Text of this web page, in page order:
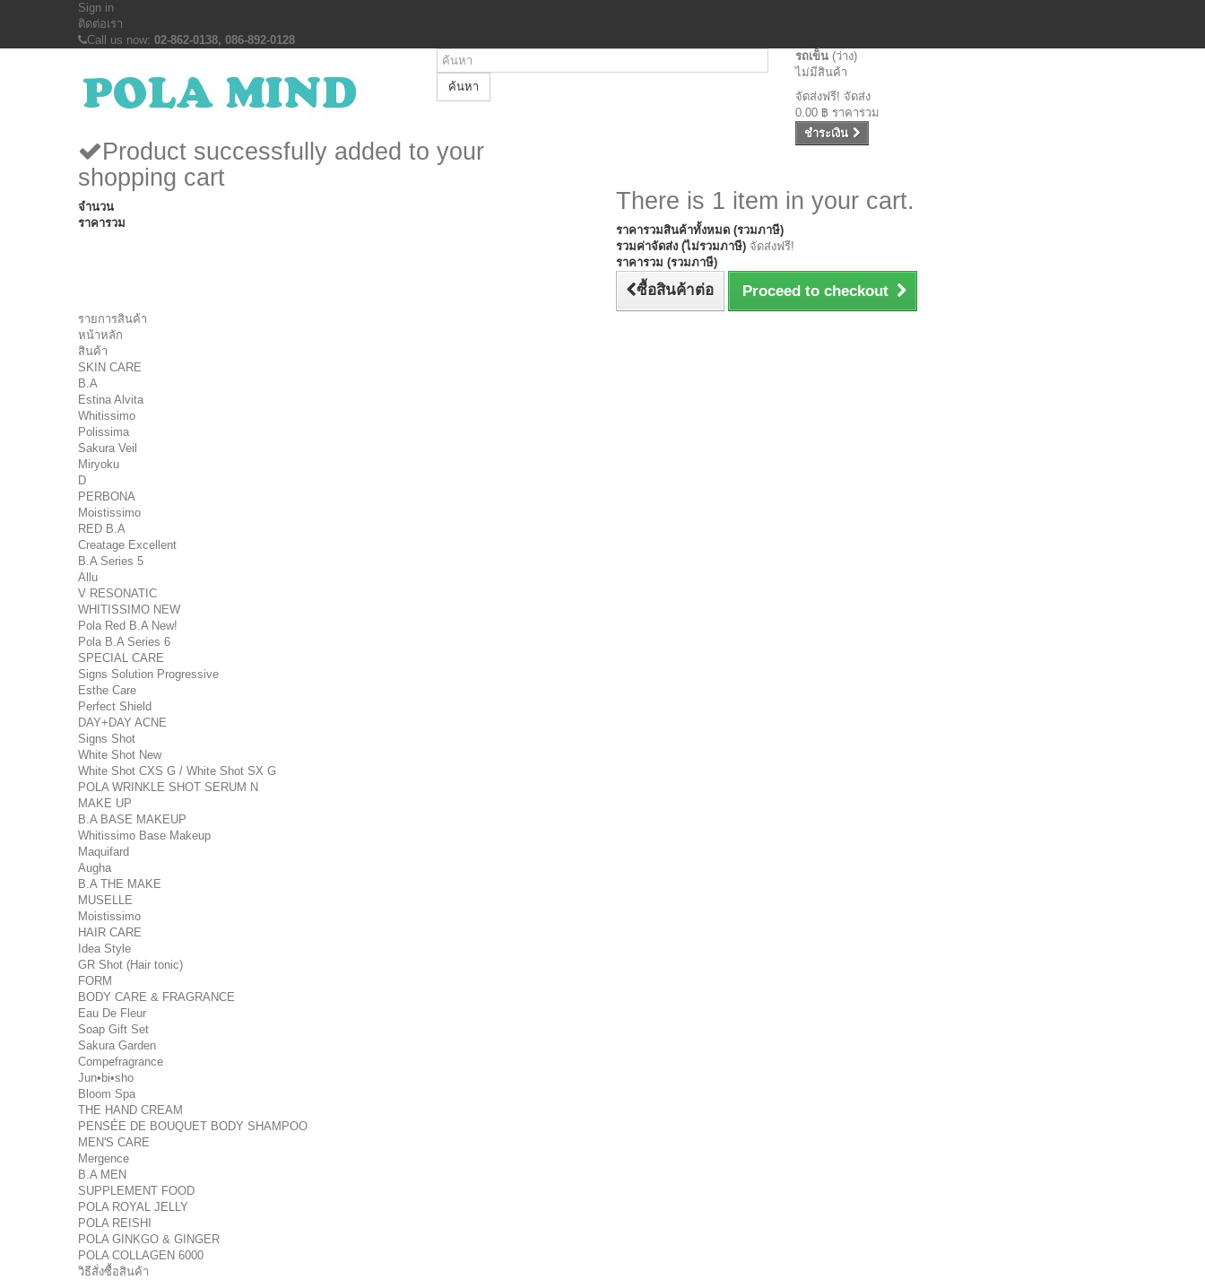
Sign in
ติดต่อเรา
Call us now: 02-862-0138, 086-892-0128
ค้นหา
รถเข็น (ว่าง)
ไม่มีสินค้า
จัดส่งฟรี! จัดส่ง
0.00 ฿ ราคารวม
ชำระเงิน
Product successfully added to your
shopping cart
จำนวน
ราคารวม
There is 1 item in your cart.
ราคารวมสินค้าทั้งหมด (รวมภาษี)
รวมค่าจัดส่ง (ไม่รวมภาษี) จัดส่งฟรี!
ราคารวม (รวมภาษี)
ซื้อสินค้าต่อ Proceed to checkout
รายการสินค้า
หน้าหลัก
สินค้า
SKIN CARE
B.A
Estina Alvita
Whitissimo
Polissima
Sakura Veil
Miryoku
D
PERBONA
Moistissimo
RED B.A
Creatage Excellent
B.A Series 5
Allu
V RESONATIC
WHITISSIMO NEW
Pola Red B.A New!
Pola B.A Series 6
SPECIAL CARE
Signs Solution Progressive
Esthe Care
Perfect Shield
DAY+DAY ACNE
Signs Shot
White Shot New
White Shot CXS G / White Shot SX G
POLA WRINKLE SHOT SERUM N
MAKE UP
B.A BASE MAKEUP
Whitissimo Base Makeup
Maquifard
Augha
B.A THE MAKE
MUSELLE
Moistissimo
HAIR CARE
Idea Style
GR Shot (Hair tonic)
FORM
BODY CARE & FRAGRANCE
Eau De Fleur
Soap Gift Set
Sakura Garden
Compefragrance
Jun•bi•sho
Bloom Spa
THE HAND CREAM
PENSÉE DE BOUQUET BODY SHAMPOO
MEN'S CARE
Mergence
B.A MEN
SUPPLEMENT FOOD
POLA ROYAL JELLY
POLA REISHI
POLA GINKGO & GINGER
POLA COLLAGEN 6000
วิธีสั่งซื้อสินค้า